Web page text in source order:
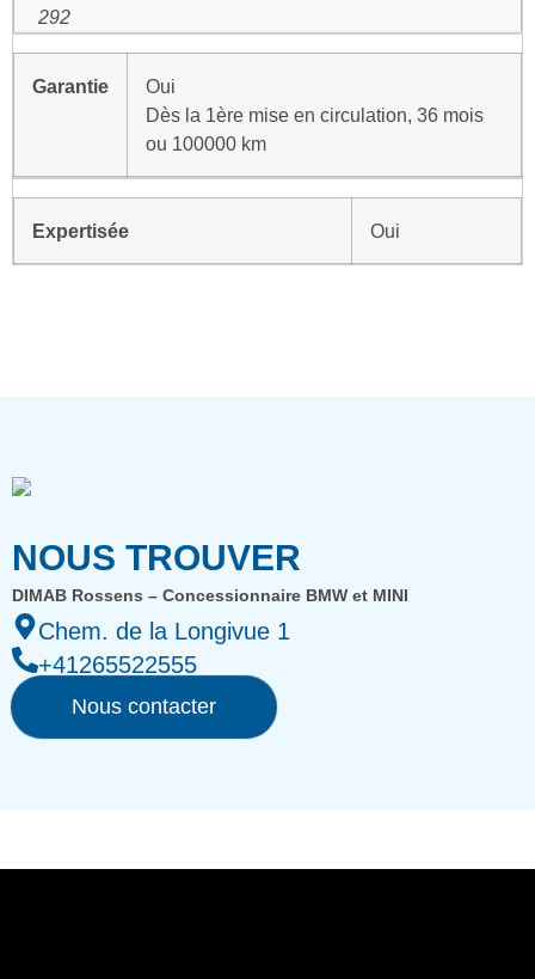
292
Garantie
Oui
Dès la 1ère mise en circulation, 36 mois
ou 100000 km
Expertisée Oui
NOUS TROUVER
DIMAB Rossens – Concessionnaire BMW et MINI
Chem. de la Longivue 1
+41265522555
Nous contacter